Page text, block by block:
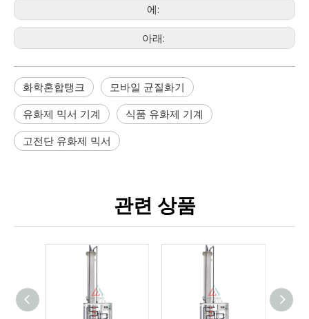
에:
아래:
화학혼합탱크
모바일 균질화기
유화제 믹서 기계
식품 유화제 기계
고전단 유화제 믹서
관련 상품